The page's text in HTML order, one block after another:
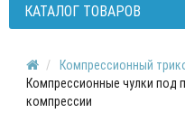
КАТАЛОГ ТОВАРОВ
Компрессионный
Компрессионные чулки под
компрессии